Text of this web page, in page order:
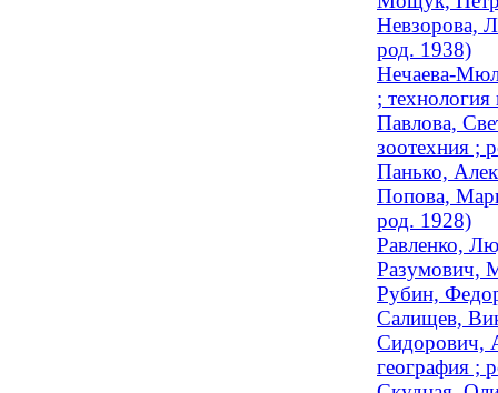
Невзорова,
род. 1938)
Нечаева-
;
Павлова,
зоотехния ;
Панько,
Попова,
род. 1928)
Равленко,
Разумович,
Рубин,
Салищев,
Сидорович,
география ;